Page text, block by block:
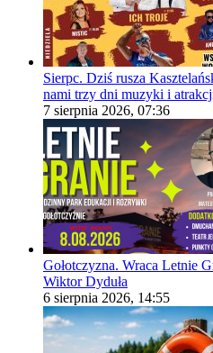
Sierpc. Dziś rusza
nami trzy dni muzyki i
7 sierpnia 2026, 07:36
Gołotczyzna. Wraca Letnie
Wiktor Dyduła
6 sierpnia 2026, 14:55